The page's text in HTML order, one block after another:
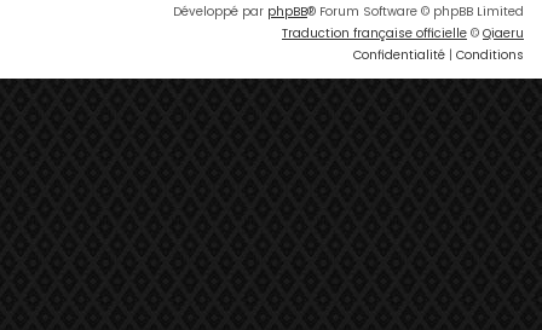
Développé par phpBB® Forum Software © phpBB Limited
Traduction française officielle © Qiaeru
Confidentialité | Conditions